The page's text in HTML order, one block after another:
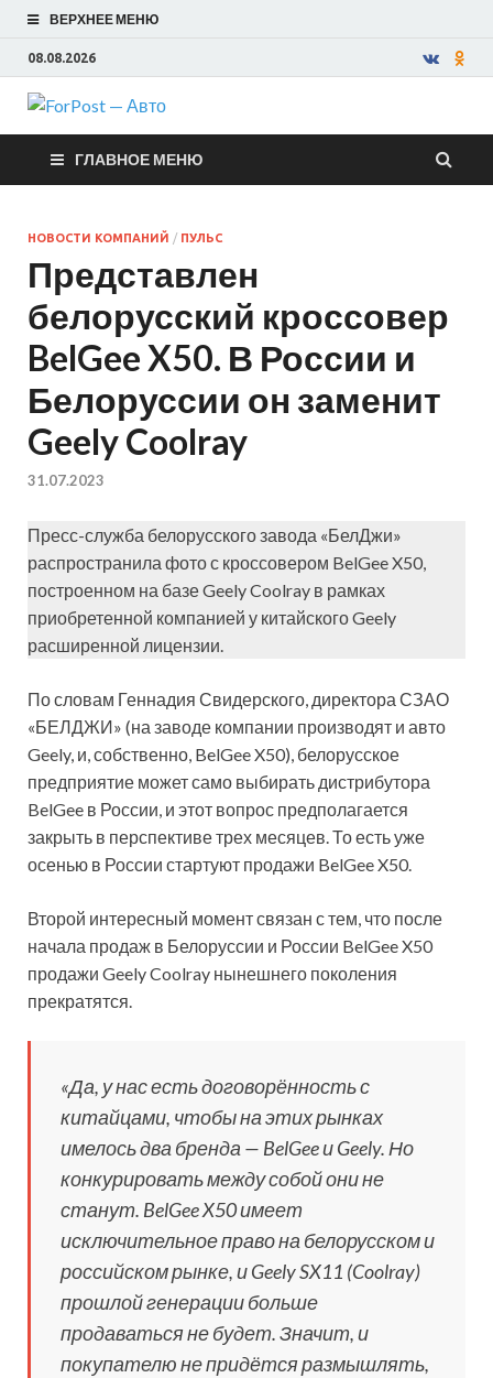
ВЕРХНЕЕ МЕНЮ
08.08.2026
ForPost —
Авто
ГЛАВНОЕ МЕНЮ
НОВОСТИ КОМПАНИЙ / ПУЛЬС
Представлен
белорусский кроссовер
BelGee X50. В России и
Белоруссии он заменит
Geely Coolray
31.07.2023
Пресс-служба белорусского завода «БелДжи»
распространила фото с кроссовером BelGee X50,
построенном на базе Geely Coolray в рамках
приобретенной компанией у китайского Geely
расширенной лицензии.
По словам Геннадия Свидерского, директора СЗАО
«БЕЛДЖИ» (на заводе компании производят и авто
Geely, и, собственно, BelGee X50), белорусское
предприятие может само выбирать дистрибутора
BelGee в России, и этот вопрос предполагается
закрыть в перспективе трех месяцев. То есть уже
осенью в России стартуют продажи BelGee X50.
Второй интересный момент связан с тем, что после
начала продаж в Белоруссии и России BelGee X50
продажи Geely Coolray нынешнего поколения
прекратятся.
«Да, у нас есть договорённость с
китайцами, чтобы на этих рынках
имелось два бренда — BelGee и Geely. Но
конкурировать между собой они не
станут. BelGee X50 имеет
исключительное право на белорусском и
российском рынке, и Geely SX11 (Coolray)
прошлой генерации больше
продаваться не будет. Значит, и
покупателю не придётся размышлять,